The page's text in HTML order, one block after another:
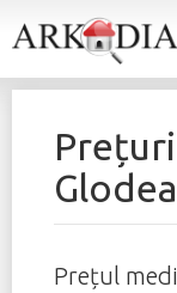
Prețul